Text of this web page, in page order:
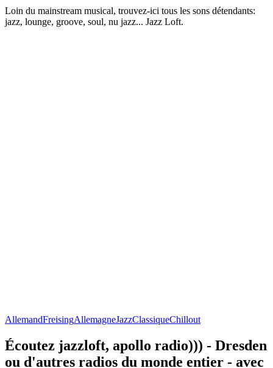
Loin du mainstream musical, trouvez-ici tous les sons détendants:
jazz, lounge, groove, soul, nu jazz... Jazz Loft.
AllemandFreisingAllemagneJazzClassiqueChillout
Écoutez jazzloft, apollo radio))) - Dresden
ou d'autres radios du monde entier - avec